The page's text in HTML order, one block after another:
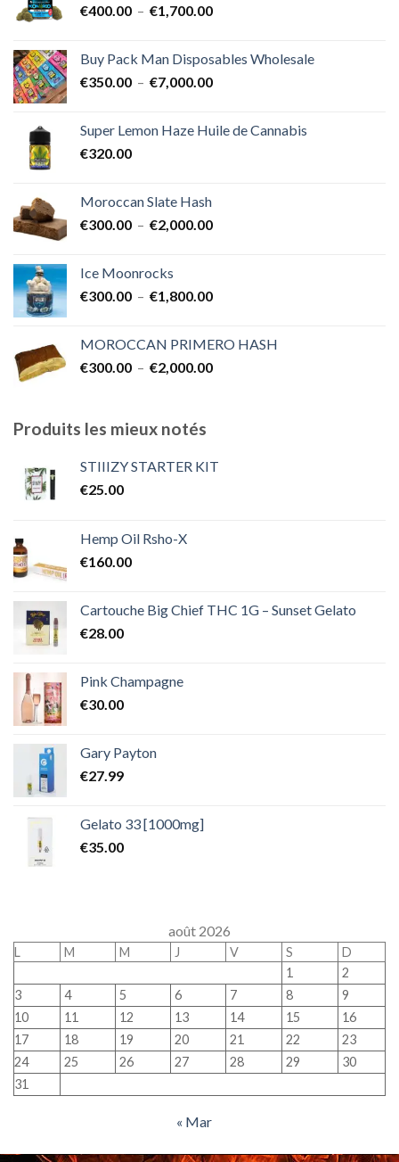
€400.00 – €1,700.00Plage
€400.00
à
Buy Pack Man Disposables Wholesale
€350.00 – €7,000.00Plage
€350.00
Super Lemon Haze Huile de Cannabis
€320.00
Moroccan Slate Hash
€300.00 – €2,000.00Plage
à
Ice Moonrocks
€300.00 – €1,800.00Plage
€300.00
à
MOROCCAN PRIMERO HASH
€300.00 – €2,000.00Plage
€2,000.00
Produits les mieux notés
STIIIZY STARTER KIT
€25.00
Hemp Oil Rsho-X
€160.00
Cartouche Big Chief THC 1G – Sunset Gelato
€28.00
Pink Champagne
€30.00
Gary Payton
€27.99
Gelato 33 [1000mg]
€35.00
août 2026
L M M J V S
D
1
2
3
4 5 6 7 8
9
10
11 12 13 14 15
16
17
18 19 20 21 22
23
24
25 26 27 28 29
30
31
« Mar